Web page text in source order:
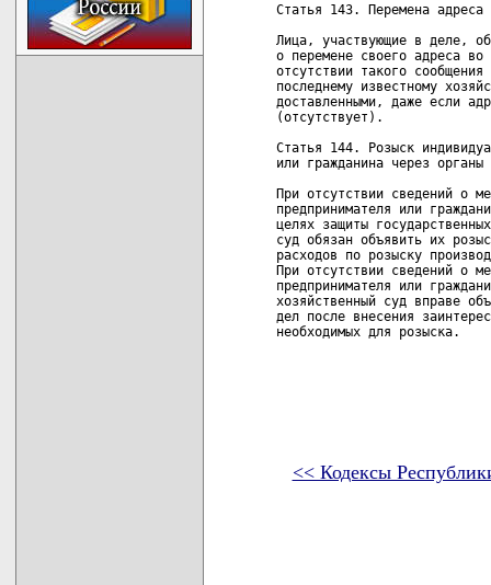
Статья 143. Перемена
Лица, участвующие в деле,
о перемене своего адреса
отсутствии такого
последнему известному
доставленными, даже если
(отсутствует).
Статья 144. Розыск
или гражданина через органы
При отсутствии сведений о
предпринимателя или
целях защиты
суд обязан объявить их
расходов по розыску
При отсутствии сведений о
предпринимателя или
хозяйственный суд вправе
дел после внесения
необходимых для розыска.
<< Кодексы